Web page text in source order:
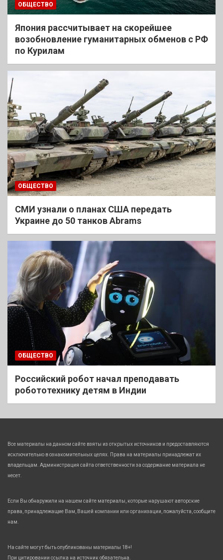
ОБЩЕСТВО
Япония рассчитывает на скорейшее
возобновление гуманитарных обменов с РФ
по Курилам
ОБЩЕСТВО
СМИ узнали о планах США передать
Украине до 50 танков Abrams
ОБЩЕСТВО
Российский робот начал преподавать
робототехнику детям в Индии
Все материалы на данном сайте взяты из открытых источников и предоставляются
исключительно в ознакомительных целях. Права на материалы принадлежат их
владельцам. Администрация сайта ответственности за содержание материала не
несет.
Если Вы обнаружили на нашем сайте материалы, которые нарушают авторские
права, принадлежащие Вам, Вашей компании или организации, пожалуйста, сообщите
нам.
На сайте могут быть опубликованы материалы 18+!
При цитировании ссылка на источник обязательна.